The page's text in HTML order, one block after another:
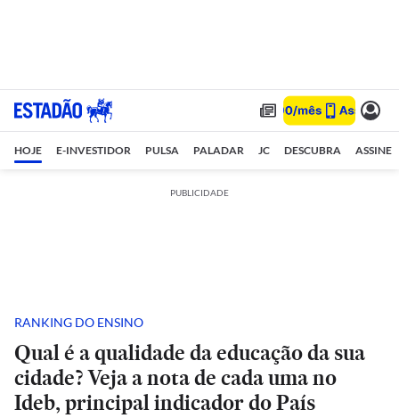
HOJE E-INVESTIDOR PULSA PALADAR JC DESCUBRA ASSINE
PUBLICIDADE
RANKING DO ENSINO
Qual é a qualidade da educação da sua
cidade? Veja a nota de cada uma no
Ideb, principal indicador do País